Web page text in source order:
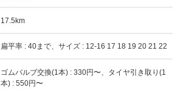
17.5km
扁平率 : 40まで、サイズ : 12-16 17 18 19 20 21 22
ゴムバルブ交換(1本) : 330円〜、タイヤ引き取り(1
本) : 550円〜